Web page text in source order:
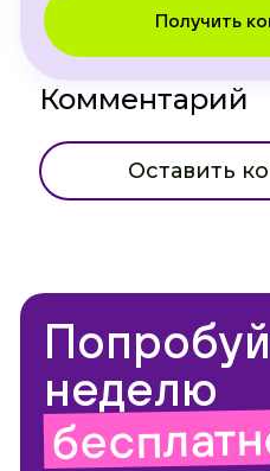
Получить
Комментарий
Оставить
неделю